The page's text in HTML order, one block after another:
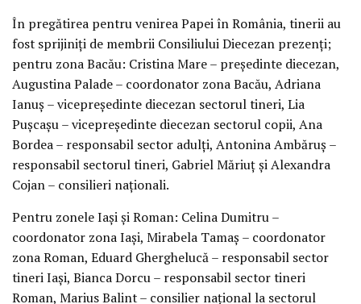
În pregătirea pentru venirea Papei în România, tinerii au
fost sprijiniți de membrii Consiliului Diecezan prezenți;
pentru zona Bacău: Cristina Mare – președinte diecezan,
Augustina Palade – coordonator zona Bacău, Adriana
Ianuș – vicepreședinte diecezan sectorul tineri, Lia
Pușcașu – vicepreședinte diecezan sectorul copii, Ana
Bordea – responsabil sector adulți, Antonina Ambăruș –
responsabil sectorul tineri, Gabriel Măriuț și Alexandra
Cojan – consilieri naționali.
Pentru zonele Iași și Roman: Celina Dumitru –
coordonator zona Iași, Mirabela Tamaș – coordonator
zona Roman, Eduard Gherghelucă – responsabil sector
tineri Iași, Bianca Dorcu – responsabil sector tineri
Roman, Marius Balint – consilier național la sectorul